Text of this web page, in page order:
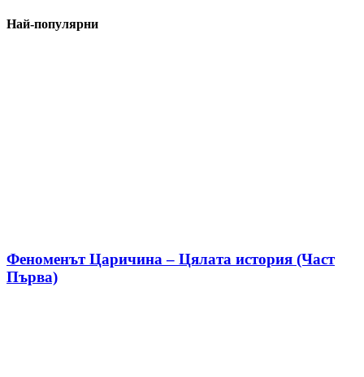
Най-популярни
Феноменът Царичина – Цялата история (Част
Първа)